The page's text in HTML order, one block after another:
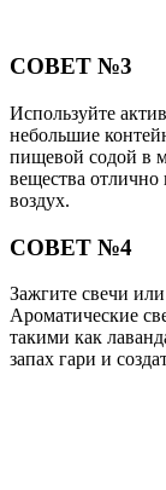
СОВЕТ №3
Используйте
небольшие
пищевой содой в
вещества
воздух.
СОВЕТ №4
Зажгите свечи
Ароматические
такими как
запах гари и